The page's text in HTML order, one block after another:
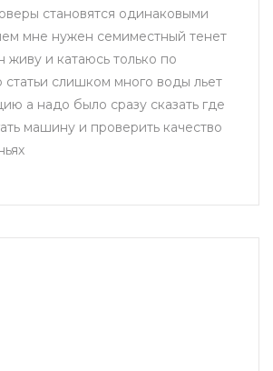
становятся одинаковыми
мне нужен семиместный тенет
живу и катаюсь только по
статьи слишком много воды льет
а надо было сразу сказать где
машину и проверить качество